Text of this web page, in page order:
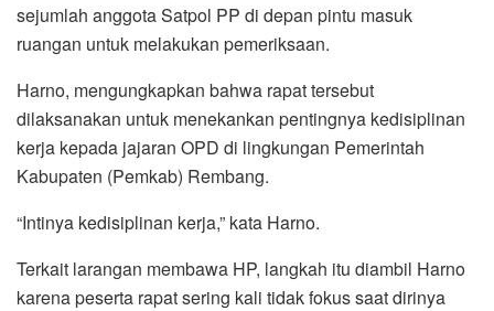
sejumlah anggota Satpol PP di depan pintu masuk
ruangan untuk melakukan pemeriksaan.
Harno, mengungkapkan bahwa rapat tersebut
dilaksanakan untuk menekankan pentingnya kedisiplinan
kerja kepada jajaran OPD di lingkungan Pemerintah
Kabupaten (Pemkab) Rembang.
“Intinya kedisiplinan kerja,” kata Harno.
Terkait larangan membawa HP, langkah itu diambil Harno
karena peserta rapat sering kali tidak fokus saat dirinya